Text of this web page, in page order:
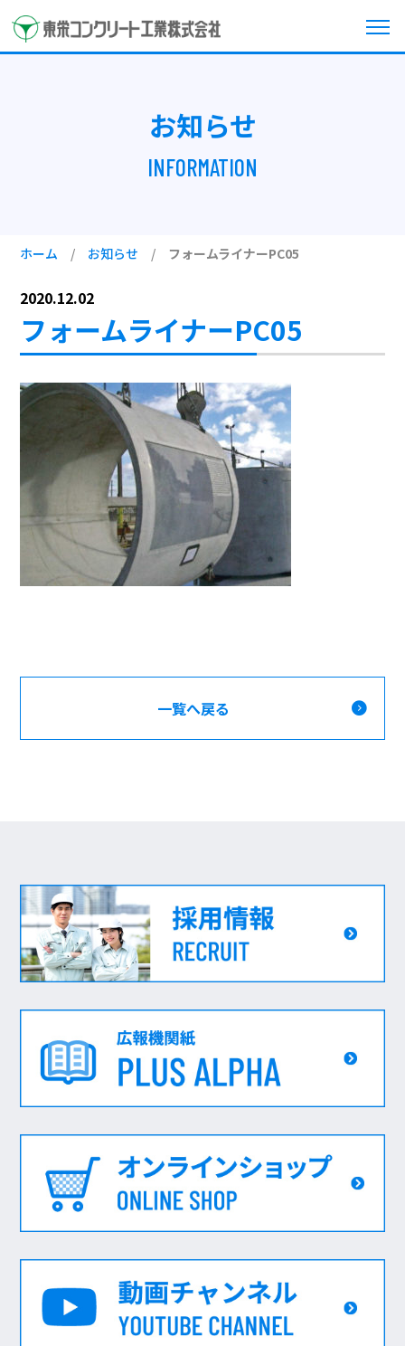
お知らせ
INFORMATION
ホーム / お知らせ / フォームライナーPC05
2020.12.02
フォームライナーPC05
一覧へ戻る